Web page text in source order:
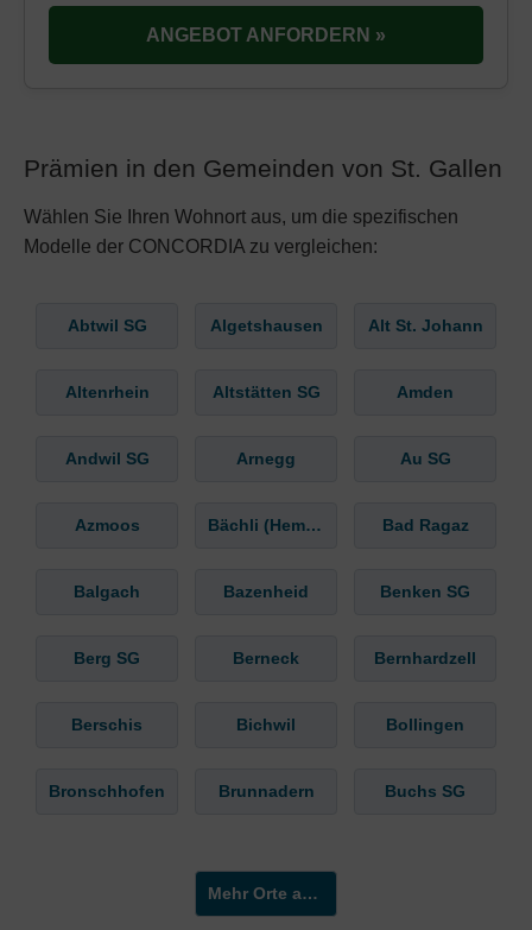
ANGEBOT ANFORDERN »
Prämien in den Gemeinden von St. Gallen
Wählen Sie Ihren Wohnort aus, um die spezifischen
Modelle der CONCORDIA zu vergleichen:
Abtwil SG Algetshausen Alt St. Johann
Altenrhein Altstätten SG Amden
Andwil SG Arnegg Au SG
Azmoos Bächli (Hemberg) Bad Ragaz
Balgach Bazenheid Benken SG
Berg SG Berneck Bernhardzell
Berschis Bichwil Bollingen
Bronschhofen Brunnadern Buchs SG
Mehr Orte anzeigen »